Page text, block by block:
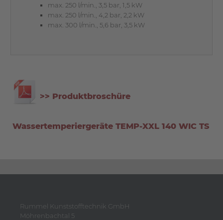
max. 250 l/min., 3,5 bar, 1,5 kW
max. 250 l/min., 4,2 bar, 2,2 kW
max. 300 l/min., 5,6 bar, 3,5 kW
>> Produktbroschüre
Wassertemperiergeräte TEMP-XXL 140 WIC TS
Rummel Kunststofftechnik GmbH
Möhrenbachtal 5